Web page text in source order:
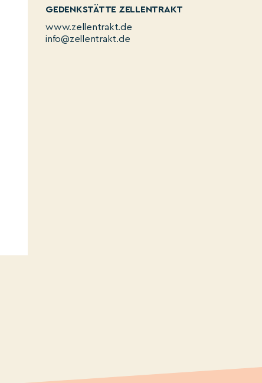
GEDENKSTÄTTE ZELLENTRAKT
www.zellentrakt.de
info@zellentrakt.de